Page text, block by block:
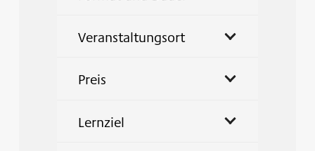
Veranstaltungsort
Preis
Lernziel